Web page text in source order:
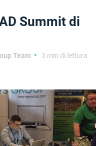
Summit di
Team 3 min di lettura